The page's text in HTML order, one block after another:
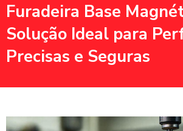
Furadeira Base
Solução Ideal para
Precisas e Seguras